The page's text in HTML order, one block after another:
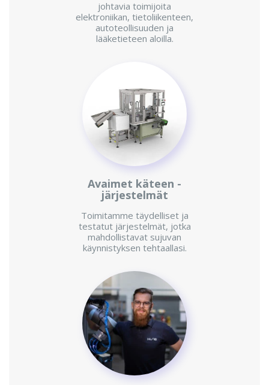
johtavia toimijoita
elektroniikan, tietoliikenteen,
autoteollisuuden ja
lääketieteen aloilla.
Avaimet käteen -
järjestelmät
Toimitamme täydelliset ja
testatut järjestelmät, jotka
mahdollistavat sujuvan
käynnistyksen tehtaallasi.